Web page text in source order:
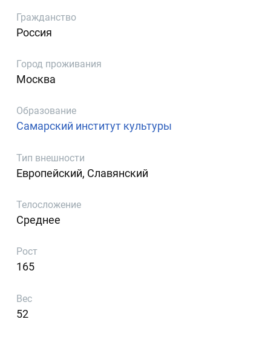
Гражданство
Россия
Город проживания
Москва
Образование
Самарский институт культуры
Тип внешности
Европейский, Славянский
Телосложение
Среднее
Рост
165
Вес
52